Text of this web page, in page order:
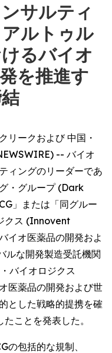
サルティ
ルトゥル
るバイオ
を推進す
リークおよび 中国・
-- バイオ
ィングのリーダーであ
・グループ (Dark
」または「同グルー
クス (Innovent
イオ医薬品の開発およ
ルな開発製造受託機関
バイオロジクス
医薬品の開発および世
とした戦略的提携を確
ことを発表した。
の包括的な規制、